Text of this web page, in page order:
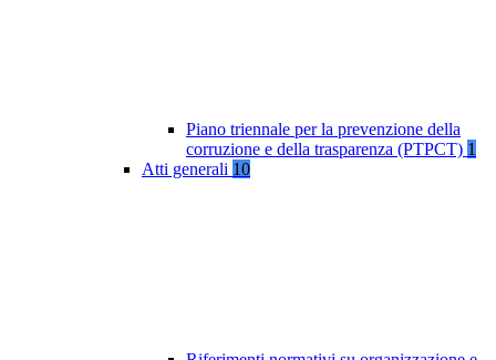
Piano triennale per la prevenzione della
corruzione e della trasparenza (PTPCT) 1
Atti generali 10